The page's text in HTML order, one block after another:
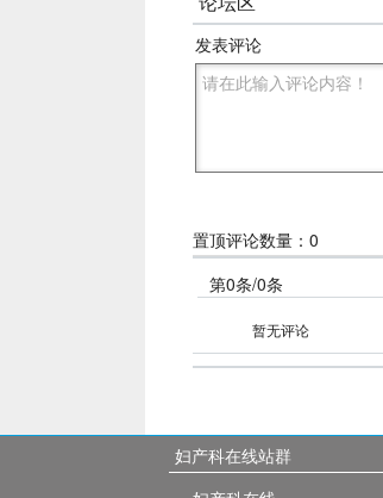
发表评论
置顶评论数量：0
暂无评论
第0条/0条
妇产科在线站群